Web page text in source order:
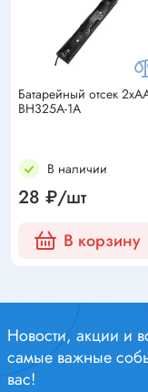
Батарейный отсек
BH325A-1A
В наличии
28 ₽/шт
В корзину
Новости, акции и
самые важные
вас!